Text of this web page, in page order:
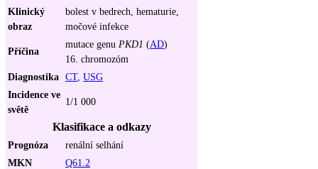
Klinický
obraz
bolest v bedrech, hematurie,
močové infekce
Příčina
mutace genu PKD1 (AD)
16. chromozóm
Diagnostika CT, USG
Incidence ve
světě
1/1 000
Klasifikace a odkazy
Prognóza
renální selhání
MKN
Q61.2